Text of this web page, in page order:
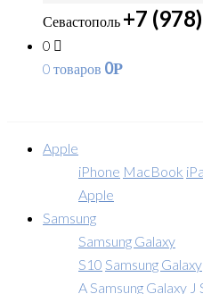
Севастополь +7
0
0 товаров 0Р
Apple
iPhone MacBook
Apple
Samsung
Samsung Galaxy
S10 Samsung Galaxy
A Samsung Galaxy J